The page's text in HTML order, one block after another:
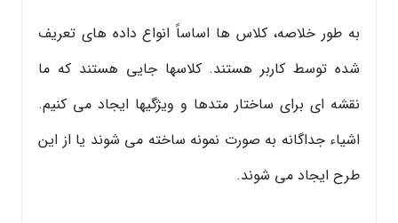
به طور خلاصه، کلاس ها اساساً انواع داده های تعریف
شده توسط کاربر هستند. کلاسها جایی هستند که ما
نقشه ای برای ساختار متدها و ویژگیها ایجاد می کنیم.
اشیاء جداگانه به صورت نمونه ساخته می شوند یا از این
طرح ایجاد می شوند.